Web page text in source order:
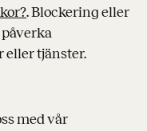
. Blockering eller
eller tjänster.
med vår